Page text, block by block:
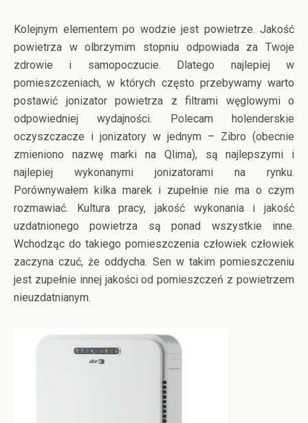
Kolejnym elementem po wodzie jest powietrze. Jakość
powietrza w olbrzymim stopniu odpowiada za Twoje
zdrowie i samopoczucie. Dlatego najlepiej w
pomieszczeniach, w których często przebywamy warto
postawić jonizator powietrza z filtrami węglowymi o
odpowiedniej wydajności. Polecam holenderskie
oczyszczacze i jonizatory w jednym – Zibro (obecnie
zmieniono nazwę marki na Qlima), są najlepszymi i
najlepiej wykonanymi jonizatorami na rynku.
Porównywałem kilka marek i zupełnie nie ma o czym
rozmawiać. Kultura pracy, jakość wykonania i jakość
uzdatnionego powietrza są ponad wszystkie inne.
Wchodząc do takiego pomieszczenia człowiek człowiek
zaczyna czuć, że oddycha. Sen w takim pomieszczeniu
jest zupełnie innej jakości od pomieszczeń z powietrzem
nieuzdatnianym.